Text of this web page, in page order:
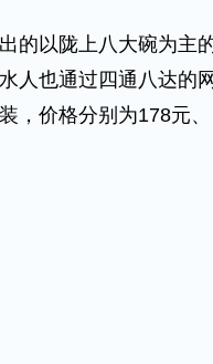
的以陇上八大碗为主
人也通过四通八达的网
，价格分别为178元、